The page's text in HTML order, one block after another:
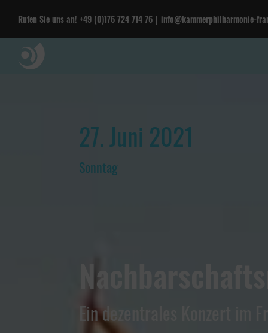
Rufen Sie uns an! +49 (0)176 724 714 76 | info@kammerphilharmonie-
27. Juni 2021
Sonntag
Ein dezentrales Konzert im